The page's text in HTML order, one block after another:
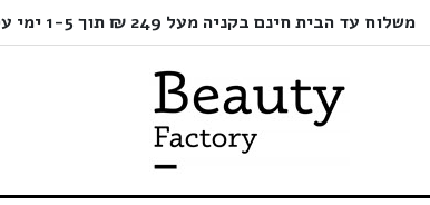
משלוח עד הבית חינם בקניה מעל 249 ₪ תוך 1-5 ימי עסקים בלבד!